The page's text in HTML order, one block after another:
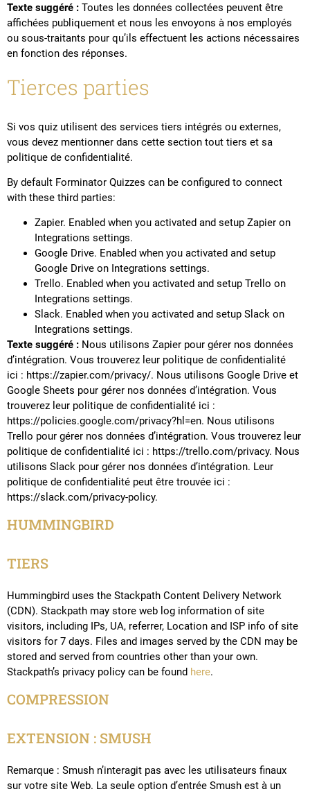
Texte suggéré : Toutes les données collectées peuvent être
affichées publiquement et nous les envoyons à nos employés
ou sous-traitants pour qu’ils effectuent les actions nécessaires
en fonction des réponses.
Tierces parties
Si vos quiz utilisent des services tiers intégrés ou externes,
vous devez mentionner dans cette section tout tiers et sa
politique de confidentialité.
By default Forminator Quizzes can be configured to connect
with these third parties:
Zapier. Enabled when you activated and setup Zapier on
Integrations settings.
Google Drive. Enabled when you activated and setup
Google Drive on Integrations settings.
Trello. Enabled when you activated and setup Trello on
Integrations settings.
Slack. Enabled when you activated and setup Slack on
Integrations settings.
Texte suggéré : Nous utilisons Zapier pour gérer nos données
d’intégration. Vous trouverez leur politique de confidentialité
ici : https://zapier.com/privacy/. Nous utilisons Google Drive et
Google Sheets pour gérer nos données d’intégration. Vous
trouverez leur politique de confidentialité ici :
https://policies.google.com/privacy?hl=en. Nous utilisons
Trello pour gérer nos données d’intégration. Vous trouverez leur
politique de confidentialité ici : https://trello.com/privacy. Nous
utilisons Slack pour gérer nos données d’intégration. Leur
politique de confidentialité peut être trouvée ici :
https://slack.com/privacy-policy.
HUMMINGBIRD
TIERS
Hummingbird uses the Stackpath Content Delivery Network
(CDN). Stackpath may store web log information of site
visitors, including IPs, UA, referrer, Location and ISP info of site
visitors for 7 days. Files and images served by the CDN may be
stored and served from countries other than your own.
Stackpath’s privacy policy can be found here.
COMPRESSION
EXTENSION : SMUSH
Remarque : Smush n’interagit pas avec les utilisateurs finaux
sur votre site Web. La seule option d’entrée Smush est à un